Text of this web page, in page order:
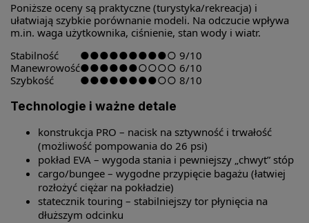
Poniższe oceny są praktyczne (turystyka/rekreacja) i
ułatwiają szybkie porównanie modeli. Na odczucie wpływa
m.in. waga użytkownika, ciśnienie, stan wody i wiatr.
Stabilność
●●●●●●●●●○ 9/10
Manewrowość●●●●●●○○○○ 6/10
Szybkość
●●●●●●●●○○ 8/10
Technologie i ważne detale
konstrukcja PRO – nacisk na sztywność i trwałość
(możliwość pompowania do 26 psi)
pokład EVA – wygoda stania i pewniejszy „chwyt” stóp
cargo/bungee – wygodne przypięcie bagażu (łatwiej
rozłożyć ciężar na pokładzie)
statecznik touring – stabilniejszy tor płynięcia na
dłuższym odcinku